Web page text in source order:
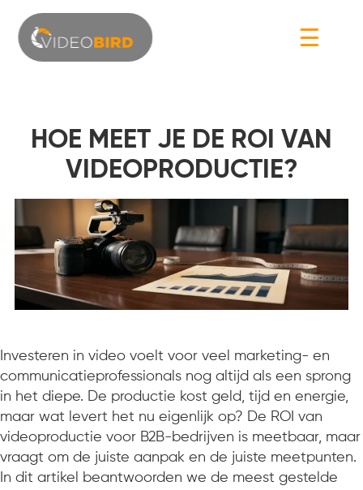
☰
HOE MEET JE DE ROI VAN
VIDEOPRODUCTIE?
Investeren in video voelt voor veel marketing- en
communicatieprofessionals nog altijd als een sprong
in het diepe. De productie kost geld, tijd en energie,
maar wat levert het nu eigenlijk op? De ROI van
videoproductie voor B2B-bedrijven is meetbaar, maar
vraagt om de juiste aanpak en de juiste meetpunten.
In dit artikel beantwoorden we de meest gestelde